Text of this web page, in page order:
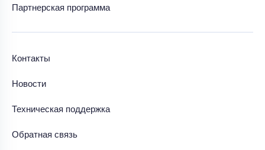
Партнерская программа
Контакты
Новости
Техническая поддержка
Обратная связь